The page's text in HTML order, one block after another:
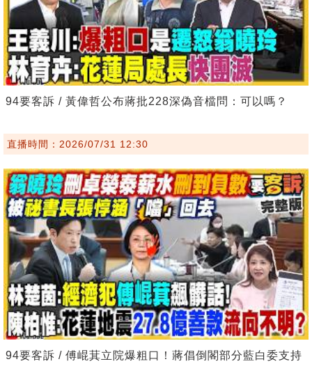
94要客訴 / 黃偉哲公布蔣批228深偽音檔問：可以嗎？
直播時間：2026/07/31 12:30
94要客訴 / 傅崐萁立院爆粗口！蔣倡倒閣部分藍白委支持